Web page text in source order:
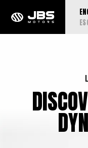
Audi